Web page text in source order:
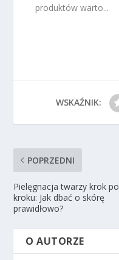
produktów warto...
WSKAŹNIK:
POPRZEDNI
Pielęgnacja twarzy krok po
kroku: Jak dbać o skórę
prawidłowo?
O AUTORZE